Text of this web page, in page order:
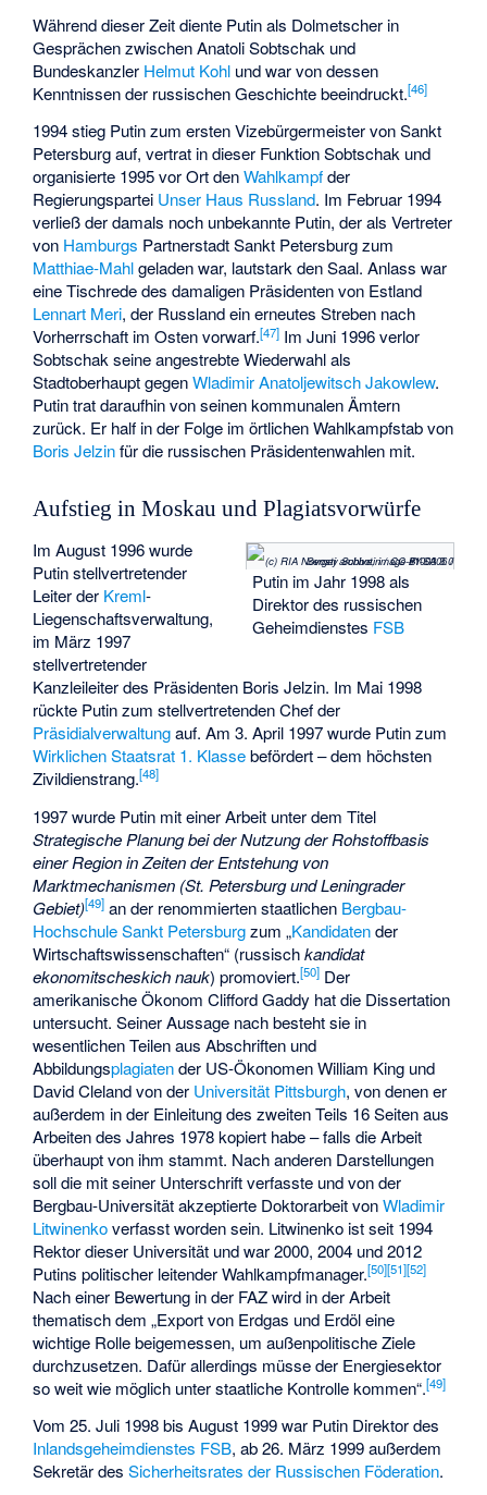
Während dieser Zeit diente Putin als Dolmetscher in
Gesprächen zwischen Anatoli Sobtschak und
Bundeskanzler Helmut Kohl und war von dessen
Kenntnissen der russischen Geschichte beeindruckt.[46]
1994 stieg Putin zum ersten Vizebürgermeister von Sankt
Petersburg auf, vertrat in dieser Funktion Sobtschak und
organisierte 1995 vor Ort denWahlkampfder
Regierungspartei Unser Haus Russland. Im Februar 1994
verließ der damals noch unbekannte Putin, der als Vertreter
von Hamburgs Partnerstadt Sankt Petersburg zum
Matthiae-Mahlgeladen war, lautstark den Saal. Anlass war
eine Tischrede des damaligen Präsidenten von Estland
Lennart Meri, der Russland ein erneutes Streben nach
Vorherrschaft im Osten vorwarf.[47] Im Juni 1996 verlor
Sobtschak seine angestrebte Wiederwahl als
Stadtoberhaupt gegenWladimir Anatoljewitsch Jakowlew.
Putin trat daraufhin von seinen kommunalen Ämtern
zurück. Er half in der Folge im örtlichen Wahlkampfstab von
Boris Jelzinfür die russischen Präsidentenwahlen mit.
Aufstieg in Moskau und Plagiatsvorwürfe
(c) RIA Novosti archive, image #100306 / Sergey Subbotin / CC-BY-SA 3.0
Putin im Jahr 1998 als
Direktor des russischen
Geheimdienstes FSB
Im August 1996 wurde
Putin stellvertretender
Leiter der Kreml-
Liegenschaftsverwaltung,
im März 1997
stellvertretender
Kanzleileiter des Präsidenten Boris Jelzin. Im Mai 1998
rückte Putin zum stellvertretenden Chef der
Präsidialverwaltungauf. Am 3. April 1997 wurde Putin zum
Wirklichen Staatsrat 1. Klassebefördert – dem höchsten
Zivildienstrang.[48]
1997 wurde Putin mit einer Arbeit unter dem Titel
Strategische Planung bei der Nutzung der Rohstoffbasis
einer Region in Zeiten der Entstehung von
Marktmechanismen (St. Petersburg und Leningrader
Gebiet)[49] an der renommierten staatlichen Bergbau-
Hochschule Sankt Petersburgzum „Kandidatender
Wirtschaftswissenschaften“ (russischkandidat
ekonomitscheskich nauk) promoviert.[50] Der
amerikanische Ökonom Clifford Gaddy hat die Dissertation
untersucht. Seiner Aussage nach besteht sie in
wesentlichen Teilen aus Abschriften und
Abbildungsplagiatender US-ÖkonomenWilliam King und
David Clelandvon der Universität Pittsburgh, von denen er
außerdem in der Einleitung des zweiten Teils 16 Seiten aus
Arbeiten des Jahres 1978 kopiert habe – falls die Arbeit
überhaupt von ihm stammt. Nach anderen Darstellungen
soll die mit seiner Unterschrift verfasste und von der
Bergbau-Universität akzeptierte Doktorarbeit vonWladimir
Litwinenkoverfasst worden sein. Litwinenko ist seit 1994
Rektor dieser Universität und war 2000, 2004 und 2012
Putins politischer leitender Wahlkampfmanager.[50][51][52]
Nach einer Bewertung in der FAZ wird in der Arbeit
thematisch dem „Export von Erdgas und Erdöl eine
wichtige Rolle beigemessen, um außenpolitische Ziele
durchzusetzen. Dafür allerdings müsse der Energiesektor
so weit wie möglich unter staatliche Kontrolle kommen“.[49]
Vom 25. Juli 1998 bis August 1999 war Putin Direktor des
Inlandsgeheimdienstes FSB, ab 26. März 1999 außerdem
Sekretär desSicherheitsrates der Russischen Föderation.